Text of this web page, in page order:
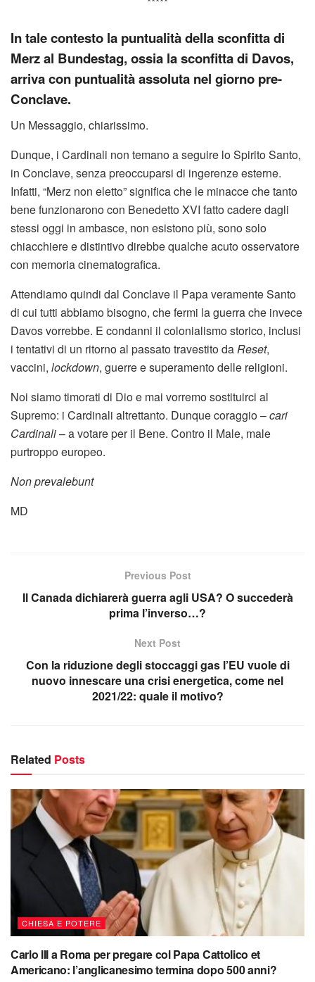
In tale contesto la puntualità della sconfitta di
Merz al Bundestag, ossia la sconfitta di Davos,
arriva con puntualità assoluta nel giorno pre-
Conclave.
Un Messaggio, chiarissimo.
Dunque, i Cardinali non temano a seguire lo Spirito Santo,
in Conclave, senza preoccuparsi di ingerenze esterne.
Infatti, “Merz non eletto” significa che le minacce che tanto
bene funzionarono con Benedetto XVI fatto cadere dagli
stessi oggi in ambasce, non esistono più, sono solo
chiacchiere e distintivo direbbe qualche acuto osservatore
con memoria cinematografica.
Attendiamo quindi dal Conclave il Papa veramente Santo
di cui tutti abbiamo bisogno, che fermi la guerra che invece
Davos vorrebbe. E condanni il colonialismo storico, inclusi
i tentativi di un ritorno al passato travestito da Reset,
vaccini, lockdown, guerre e superamento delle religioni.
Noi siamo timorati di Dio e mai vorremo sostituirci al
Supremo: i Cardinali altrettanto. Dunque coraggio –cari
Cardinali– a votare per il Bene. Contro il Male, male
purtroppo europeo.
Non prevalebunt
MD
Previous Post
Il Canada dichiarerà guerra agli USA? O succederà
prima l’inverso…?
Next Post
Con la riduzione degli stoccaggi gas l’EU vuole di
nuovo innescare una crisi energetica, come nel
2021/22: quale il motivo?
Related Posts
CHIESA E POTERE
Carlo III a Roma per pregare col Papa Cattolico et
Americano: l’anglicanesimo termina dopo 500 anni?